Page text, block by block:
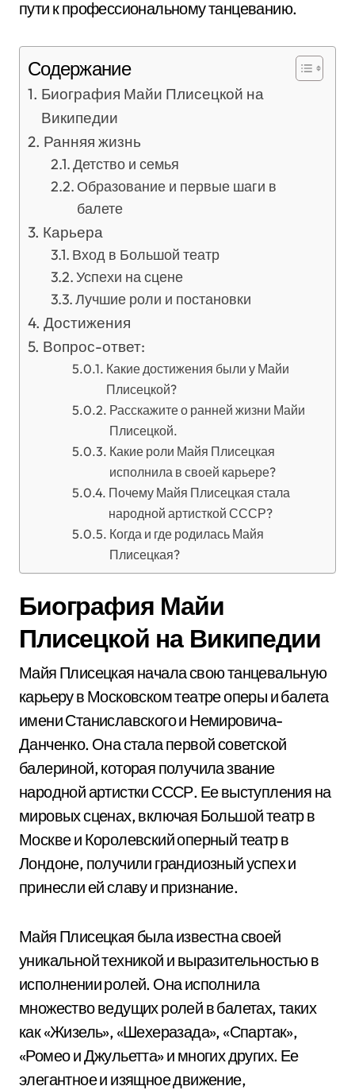
пути к профессиональному танцеванию.
Содержание
Биография Майи Плисецкой на
Википедии
Ранняя жизнь
Детство и семья
Образование и первые шаги в
балете
Карьера
Вход в Большой театр
Успехи на сцене
Лучшие роли и постановки
Достижения
Вопрос-ответ:
Какие достижения были у Майи
Плисецкой?
Расскажите о ранней жизни Майи
Плисецкой.
Какие роли Майя Плисецкая
исполнила в своей карьере?
Почему Майя Плисецкая стала
народной артисткой СССР?
Когда и где родилась Майя
Плисецкая?
Биография Майи
Плисецкой на Википедии
Майя Плисецкая начала свою танцевальную
карьеру в Московском театре оперы и балета
имени Станиславского и Немировича-
Данченко. Она стала первой советской
балериной, которая получила звание
народной артистки СССР. Ее выступления на
мировых сценах, включая Большой театр в
Москве и Королевский оперный театр в
Лондоне, получили грандиозный успех и
принесли ей славу и признание.
Майя Плисецкая была известна своей
уникальной техникой и выразительностью в
исполнении ролей. Она исполнила
множество ведущих ролей в балетах, таких
как «Жизель», «Шехеразада», «Спартак»,
«Ромео и Джульетта» и многих других. Ее
элегантное и изящное движение,